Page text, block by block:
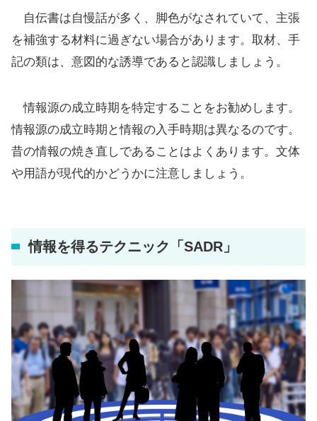
自伝書は自慢話が多く、脚色がなされていて、主張
を補強する材料に過ぎない場合があります。取材、手
記の類は、意図的な誘導であると認識しましょう。
情報源の成立時期を特定することをお勧めします。
情報源の成立時期と情報の入手時期は異なるのです。
昔の情報の焼き直しであることはよくあります。文体
や用語が現代的かどうかに注意しましょう。
情報を得るテクニック「SADR」